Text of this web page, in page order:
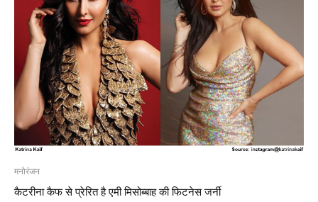
मनोरंजन
कैटरीना कैफ से प्रेरित है एमी मिसोब्बाह की फिटनेस जर्नी